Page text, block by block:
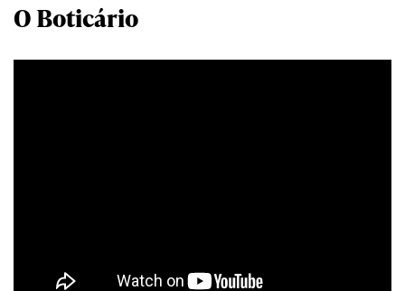
O Boticário